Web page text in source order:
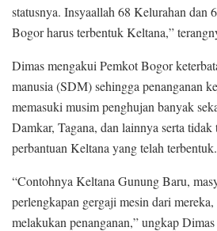
statusnya. Insyaallah 68 Kelurahan dan
Bogor harus terbentuk Keltana,”
Dimas mengakui Pemkot Bogor
manusia (SDM) sehingga penanganan
memasuki musim penghujan banyak
Damkar, Tagana, dan lainnya serta tidak
perbantuan Keltana yang telah terbentuk.
“Contohnya Keltana Gunung Baru,
perlengkapan gergaji mesin dari
melakukan penanganan,” ungkap